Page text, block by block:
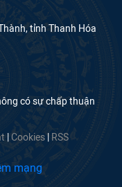
tỉnh Thanh Hóa
có sự chấp thuận
Cookies RSS